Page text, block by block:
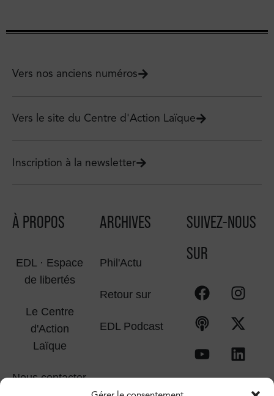
Vers nos anciens numéros
Vers le site du Centre d'Action Laïque
Inscription à la newsletter
À PROPOS
EDL · Espace
de libertés
Le Centre
d'Action
Laïque
Nous contacter
ARCHIVES
Phil'Actu
Retour sur
EDL Podcast
SUIVEZ-NOUS
SUR